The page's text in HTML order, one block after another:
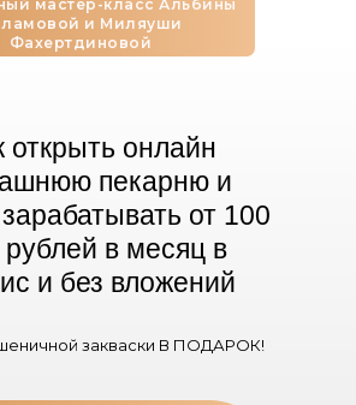
открыть онлайн
пекарню и
от 100
в месяц в
и без вложений
закваски В ПОДАРОК!
мастер-класс Альбины
и Миляуши
Фахертдиновой